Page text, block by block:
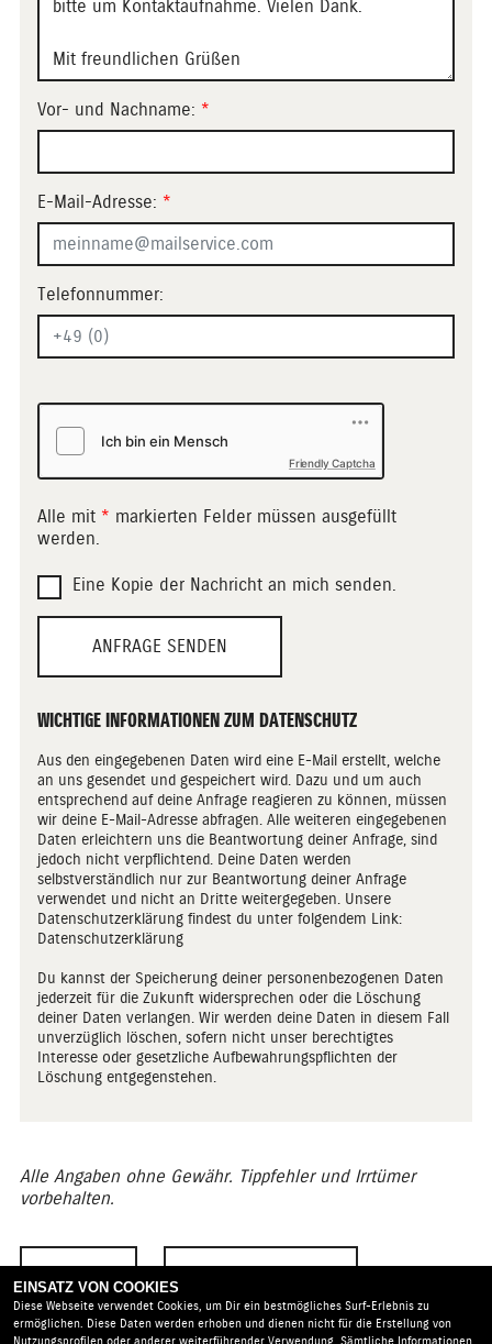
Vor- und Nachname: *
E-Mail-Adresse: *
Telefonnummer:
Friendly Captcha
Alle mit * markierten Felder müssen ausgefüllt
werden.
Eine Kopie der Nachricht an mich senden.
ANFRAGE SENDEN
WICHTIGE INFORMATIONEN ZUM DATENSCHUTZ
Aus den eingegebenen Daten wird eine E-Mail erstellt, welche
an uns gesendet und gespeichert wird. Dazu und um auch
entsprechend auf deine Anfrage reagieren zu können, müssen
wir deine E-Mail-Adresse abfragen. Alle weiteren eingegebenen
Daten erleichtern uns die Beantwortung deiner Anfrage, sind
jedoch nicht verpflichtend. Deine Daten werden
selbstverständlich nur zur Beantwortung deiner Anfrage
verwendet und nicht an Dritte weitergegeben. Unsere
Datenschutzerklärung findest du unter folgendem Link:
Datenschutzerklärung
Du kannst der Speicherung deiner personenbezogenen Daten
jederzeit für die Zukunft widersprechen oder die Löschung
deiner Daten verlangen. Wir werden deine Daten in diesem Fall
unverzüglich löschen, sofern nicht unser berechtigtes
Interesse oder gesetzliche Aufbewahrungspflichten der
Löschung entgegenstehen.
Alle Angaben ohne Gewähr. Tippfehler und Irrtümer
vorbehalten.
ZURÜCK
EINSATZ VON COOKIES
Diese Webseite verwendet Cookies, um Dir ein bestmögliches Surf-Erlebnis zu
ermöglichen. Diese Daten werden erhoben und dienen nicht für die Erstellung von